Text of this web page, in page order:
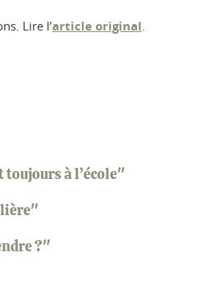
Lire l’article original.
toujours à l’école"
?"